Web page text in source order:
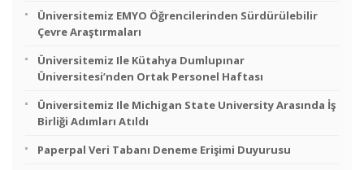
Üniversitemiz EMYO Öğrencilerinden Sürdürülebilir
Çevre Araştırmaları
Üniversitemiz Ile Kütahya Dumlupınar
Üniversitesi’nden Ortak Personel Haftası
Üniversitemiz Ile Michigan State University Arasında İş
Birliği Adımları Atıldı
Paperpal Veri Tabanı Deneme Erişimi Duyurusu